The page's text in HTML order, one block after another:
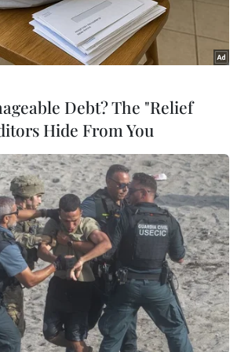
Jens Stoltenber. (Ảnh: AFP/TTXVN)
Bắc Đại Tây Dương (NATO)
báo cuộc họp cấp bộ trưởng
nước thành viên NATO sẽ diễn
16 và 17/2 tại thủ đô Brussels
Debt? The "Relief
Hide From You